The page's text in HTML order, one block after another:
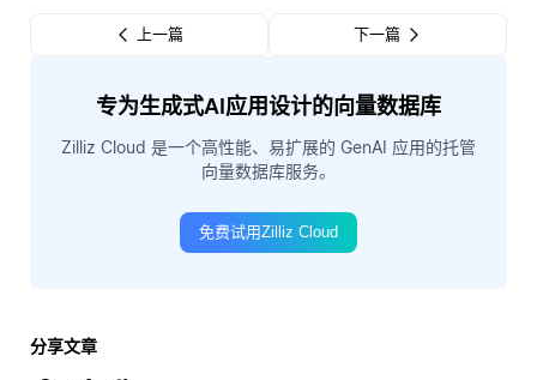
上一篇 下一篇
专为生成式AI应用设计的向量数据库
Zilliz Cloud 是一个高性能、易扩展的 GenAI 应用的托管
向量数据库服务。
免费试用Zilliz Cloud
分享文章